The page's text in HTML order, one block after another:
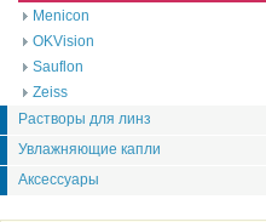
Menicon
OKVision
Sauflon
Zeiss
Растворы для линз
Увлажняющие капли
Аксессуары